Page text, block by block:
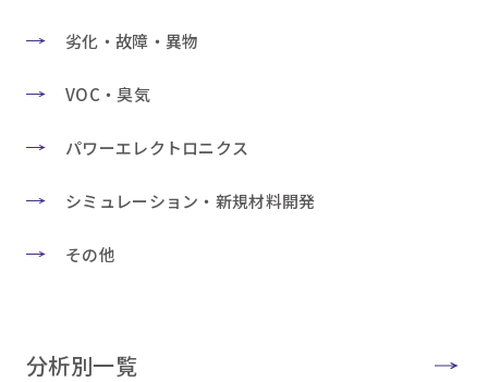
劣化・故障・異物
VOC・臭気
パワーエレクトロニクス
シミュレーション・新規材料開発
その他
分析別一覧